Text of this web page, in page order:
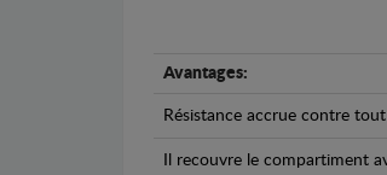
Avantages:
Résistance accrue contre
Il recouvre le compartiment